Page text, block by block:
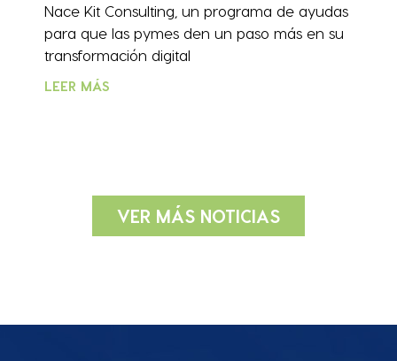
Nace Kit Consulting, un programa de ayudas
para que las pymes den un paso más en su
transformación digital
LEER MÁS
VER MÁS NOTICIAS